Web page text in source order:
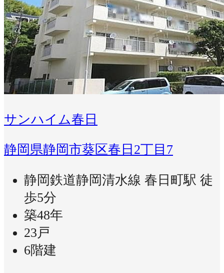
サンハイム春日
静岡県静岡市葵区春日2丁目7
静岡鉄道静岡清水線 春日町駅 徒
歩5分
築48年
23戸
6階建